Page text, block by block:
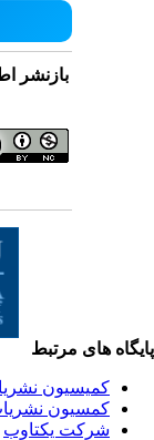
بازنشر
های مرتبط
کمیسیون
کمسیون
شرکت یکتاوب